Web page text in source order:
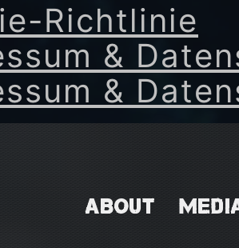
Richtlinie
&
&
ABOUT